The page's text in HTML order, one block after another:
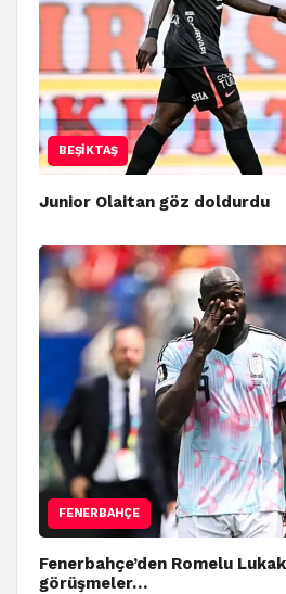
BEŞIKTAŞ
Junior Olaitan göz doldurdu
FENERBAHÇE
Fenerbahçe’den Romelu
görüşmeler…